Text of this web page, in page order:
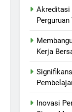
Akreditasi
Kerja
Inovasi